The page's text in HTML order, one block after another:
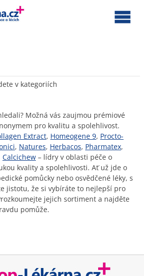
v kategoriích
Možná vás zaujmou prémiové
pro kvalitu a spolehlivost.
Extract, Homeogene 9, Procto-
, Natures, Herbacos, Pharmatex,
Calcichew – lídry v oblasti péče o
kvality a spolehlivosti. Ať už jde o
pomůcky nebo osvědčené léky, s
jistotu, že si vybíráte to nejlepší pro
jejich sortiment a najděte
pomůže.